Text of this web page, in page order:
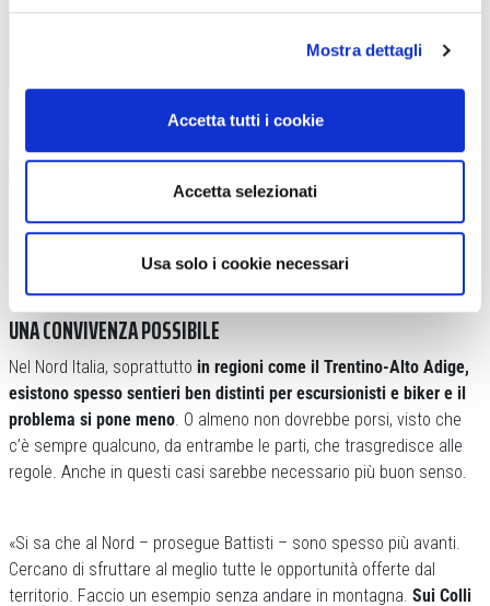
Mostra dettagli
Accetta tutti i cookie
Accetta selezionati
Usa solo i cookie necessari
Il CAI in molte sue sezioni ha lanciato dei programmi/decaloghi di buona
UNA CONVIVENZA POSSIBILE
Nel Nord Italia, soprattutto in regioni come il Trentino-Alto Adige,
esistono spesso sentieri ben distinti per escursionisti e biker e il
problema si pone meno. O almeno non dovrebbe porsi, visto che
c’è sempre qualcuno, da entrambe le parti, che trasgredisce alle
regole. Anche in questi casi sarebbe necessario più buon senso.
«Si sa che al Nord – prosegue Battisti – sono spesso più avanti.
Cercano di sfruttare al meglio tutte le opportunità offerte dal
territorio. Faccio un esempio senza andare in montagna. Sui Colli